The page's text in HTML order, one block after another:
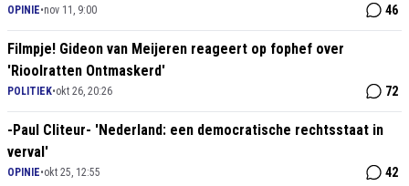
OPINIE•nov 11, 9:00 46
Filmpje! Gideon van Meijeren reageert op fophef over
'Rioolratten Ontmaskerd'
POLITIEK•okt 26, 20:26 72
-Paul Cliteur- 'Nederland: een democratische rechtsstaat in
verval'
OPINIE•okt 25, 12:55 42